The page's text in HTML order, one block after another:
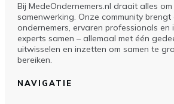
Bij MedeOndernemers.nl draait alles
samenwerking. Onze community brengt
ondernemers, ervaren professionals en
experts samen – allemaal met één
uitwisselen en inzetten om samen te
bereiken.
NAVIGATIE